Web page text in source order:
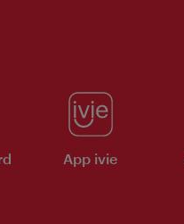
App ivie